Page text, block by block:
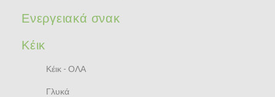
Ενεργειακά σνακ
Κέικ
Κέικ - ΟΛΑ
Γλυκά